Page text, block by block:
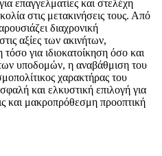
επαγγελματίες και στελέχη
στις μετακινήσεις τους. Από
διαχρονική
αξίες των ακινήτων,
για ιδιοκατοίκηση όσο και
υποδομών, η αναβάθμιση του
χαρακτήρας του
και ελκυστική επιλογή για
και μακροπρόθεσμη προοπτική